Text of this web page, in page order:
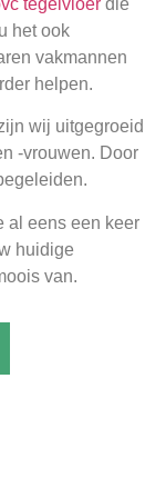
tegelvloer die
het ook
vakmannen
helpen.
wij uitgegroeid
-vrouwen. Door
al eens een keer
huidige
van.